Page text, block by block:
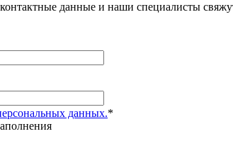
данные и наши специалисты
данных.*